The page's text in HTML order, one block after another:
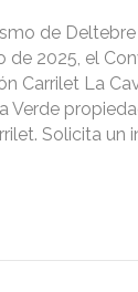
de
de 2025, el
Carrilet La
Verde
Solicita un